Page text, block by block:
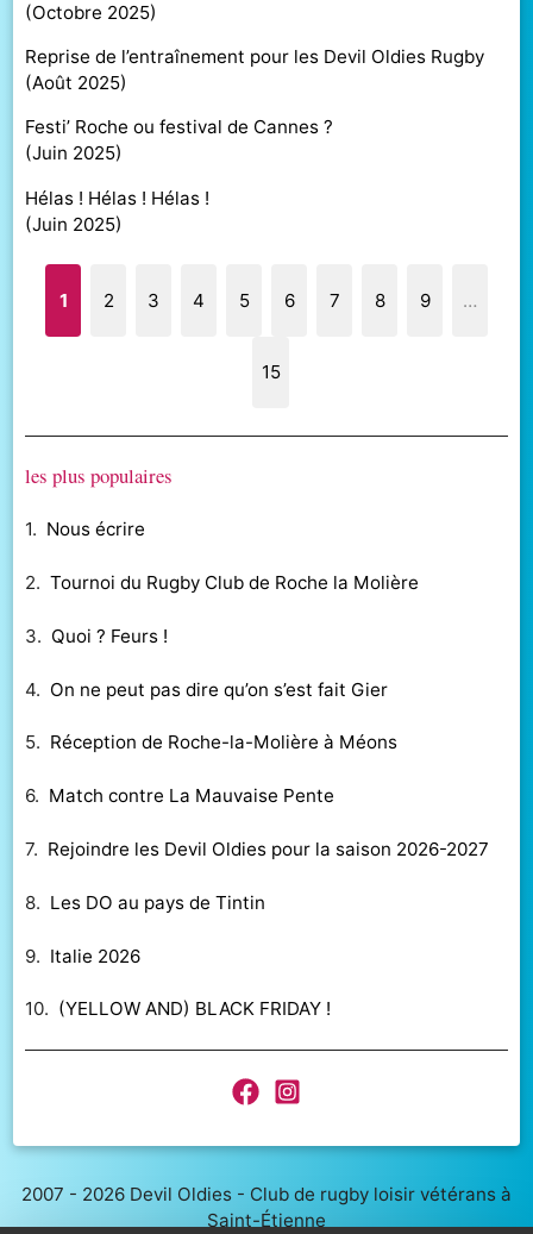
(Octobre 2025)
Reprise de l’entraînement pour les Devil Oldies Rugby
(Août 2025)
Festi’ Roche ou festival de Cannes ?
(Juin 2025)
Hélas ! Hélas ! Hélas !
(Juin 2025)
1 2 3 4 5 6 7 8 9 …
15
les plus populaires
1. Nous écrire
2.Tournoi du Rugby Club de Roche la Molière
3. Quoi ? Feurs !
4. On ne peut pas dire qu’on s’est fait Gier
5. Réception de Roche-la-Molière à Méons
6. Match contre La Mauvaise Pente
7. Rejoindre les Devil Oldies pour la saison 2026-2027
8. Les DO au pays de Tintin
9. Italie 2026
10. (YELLOW AND) BLACK FRIDAY !
2007 - 2026 Devil Oldies - Club de rugby loisir vétérans à
Saint-Étienne